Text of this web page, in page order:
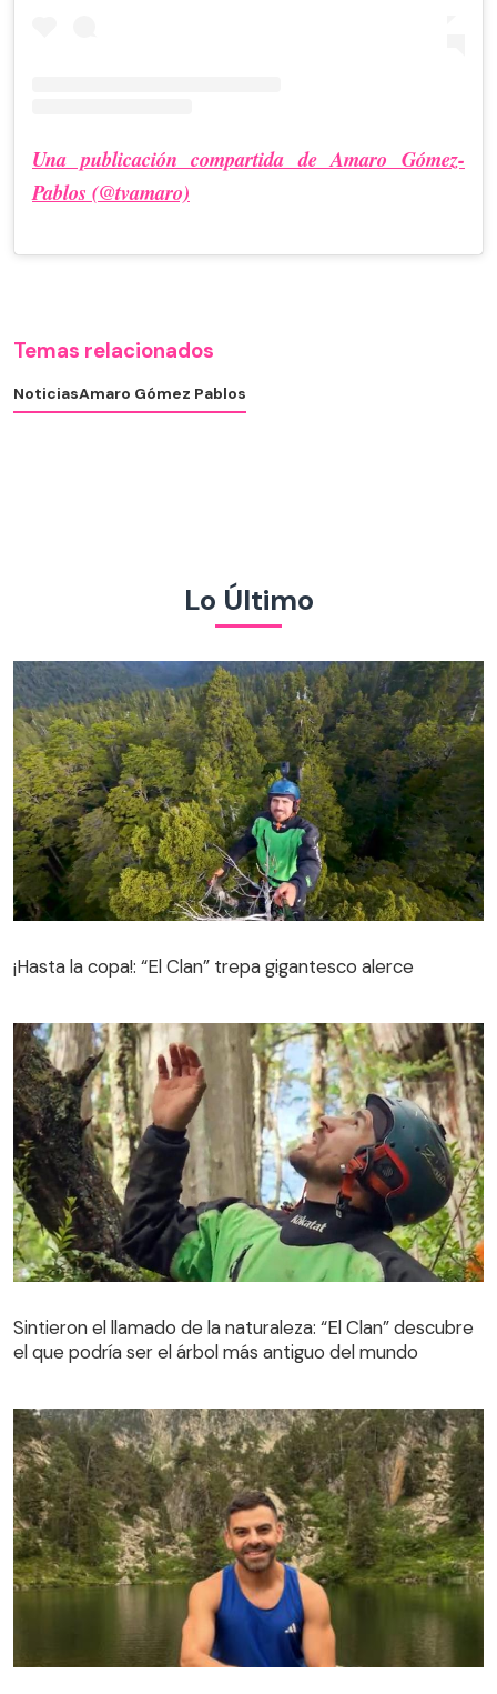
Una publicación compartida de Amaro Gómez-
Pablos (@tvamaro)
Temas relacionados
NoticiasAmaro Gómez Pablos
Lo Último
¡Hasta la copa!: “El Clan” trepa gigantesco alerce
el que podría ser el árbol más antiguo del mundo
Sintieron el llamado de la naturaleza: “El Clan” descubre
el que podría ser el árbol más antiguo del mundo